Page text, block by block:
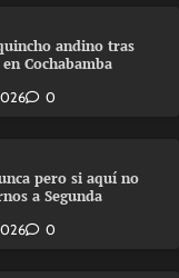
andino tras
Cochabamba
0
pero si aquí no
a Segunda
0